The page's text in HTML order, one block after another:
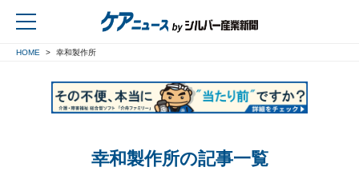
HOME 幸和製作所
幸和製作所の記事一覧